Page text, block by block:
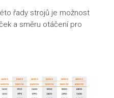
řady strojů je možnost
a směru otáčení pro